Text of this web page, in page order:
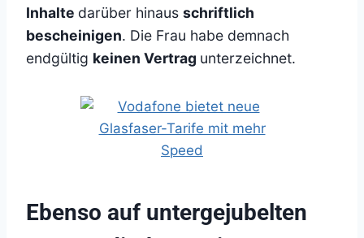
Inhalte darüber hinaus schriftlich
bescheinigen. Die Frau habe demnach
endgültig keinen Vertrag unterzeichnet.
Ebenso auf untergejubelten